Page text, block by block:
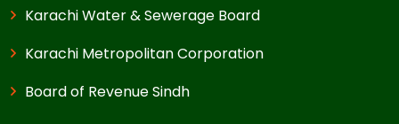
Karachi Water & Sewerage Board
Karachi Metropolitan Corporation
Board of Revenue Sindh